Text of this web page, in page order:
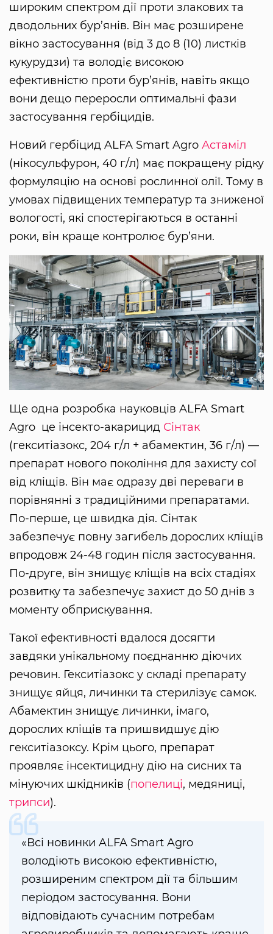
широким спектром дії проти злакових та
дводольних бур’янів. Він має розширене
вікно застосування (від 3 до 8 (10) листків
кукурудзи) та володіє високою
ефективністю проти бур’янів, навіть якщо
вони дещо переросли оптимальні фази
застосування гербіцидів.
Новий гербіцид ALFA Smart Agro Астаміл
(нікосульфурон, 40 г/л) має покращену рідку
формуляцію на основі рослинної олії. Тому в
умовах підвищених температур та зниженої
вологості, які спостерігаються в останні
роки, він краще контролює бур’яни.
Ще одна розробка науковців ALFA Smart
Agro це інсекто-акарицид Сінтак
(гекситіазокс, 204 г/л + абамектин, 36 г/л) —
препарат нового покоління для захисту сої
від кліщів. Він має одразу дві переваги в
порівнянні з традиційними препаратами.
По-перше, це швидка дія. Сінтак
забезпечує повну загибель дорослих кліщів
впродовж 24-48 годин після застосування.
По-друге, він знищує кліщів на всіх стадіях
розвитку та забезпечує захист до 50 днів з
моменту обприскування.
Такої ефективності вдалося досягти
завдяки унікальному поєднанню діючих
речовин. Гекситіазокс у складі препарату
знищує яйця, личинки та стерилізує самок.
Абамектин знищує личинки, імаго,
дорослих кліщів та пришвидшує дію
гекситіазоксу. Крім цього, препарат
проявляє інсектицидну дію на сисних та
мінуючих шкідників (попелиці, медяниці,
трипси).
«Всі новинки ALFA Smart Agro
володіють високою ефективністю,
розширеним спектром дії та більшим
періодом застосування. Вони
відповідають сучасним потребам